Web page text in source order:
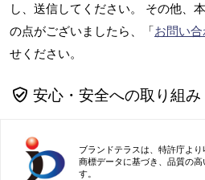
し、送信してください。 その他、
の点がございましたら、「お問い
せください。
安心・安全への取り組み
ブランドテラスは、特許庁よ
商標データに基づき、品質の
す。